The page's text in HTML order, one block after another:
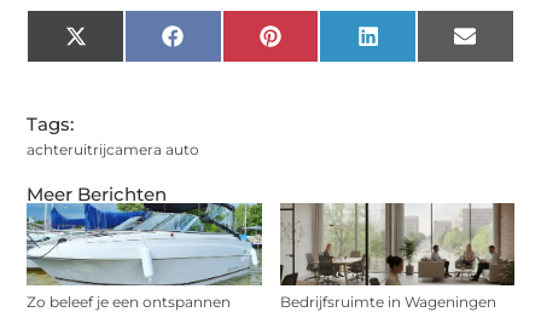
Meer Berichten
Zo beleef je een ontspannen
Bedrijfsruimte in Wageningen
X
(Twitter)
FacebookPinterest LinkedIn Email
Tags:
achteruitrijcamera auto